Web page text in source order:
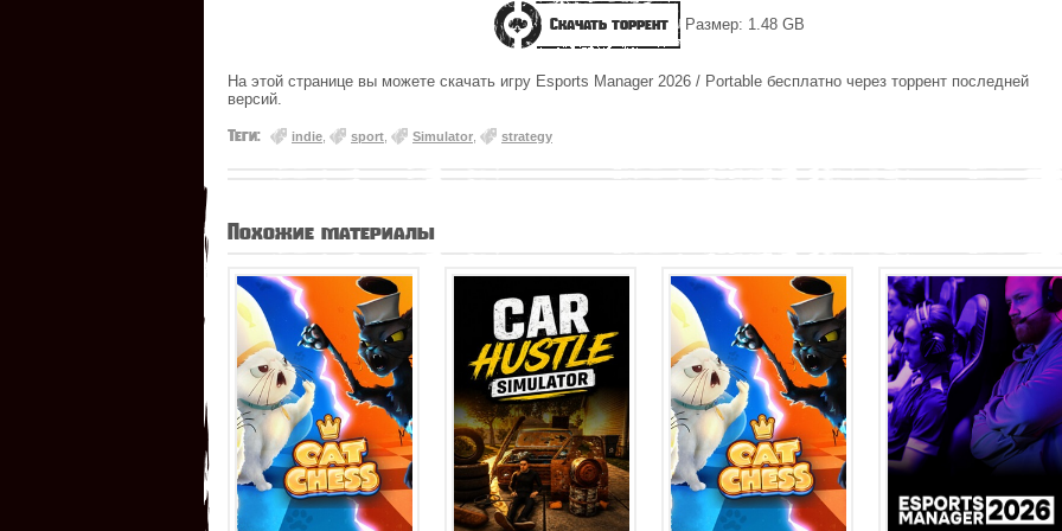
Скачать торрент Размер: 1.48 GB
На этой странице вы можете скачать игру Esports Manager 2026 / Portable бесплатно через торрент последней
версий.
Теги: indie sport Simulator strategy
Похожие материалы